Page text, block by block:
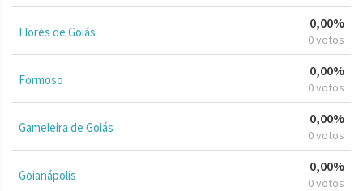
Flores de Goiás
0,00%
0 votos
Formoso
0,00%
0 votos
Gameleira de Goiás
0,00%
0 votos
Goianápolis
0,00%
0 votos